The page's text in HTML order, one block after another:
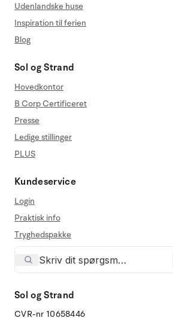
Udenlandske huse
Inspiration til ferien
Blog
Sol og Strand
Hovedkontor
B Corp Certificeret
Presse
Ledige stillinger
PLUS
Kundeservice
Login
Praktisk info
Tryghedspakke
Sol og Strand
CVR-nr 10658446